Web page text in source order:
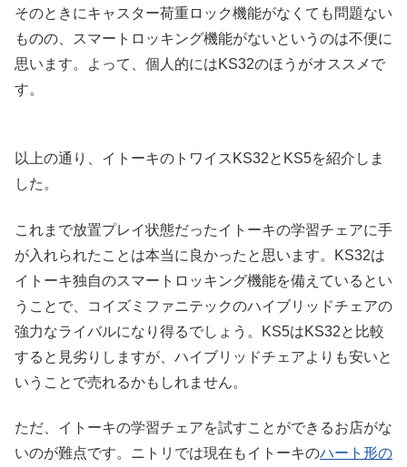
そのときにキャスター荷重ロック機能がなくても問題ない
ものの、スマートロッキング機能がないというのは不便に
思います。よって、個人的にはKS32のほうがオススメで
す。
以上の通り、イトーキのトワイスKS32とKS5を紹介しま
した。
これまで放置プレイ状態だったイトーキの学習チェアに手
が入れられたことは本当に良かったと思います。KS32は
イトーキ独自のスマートロッキング機能を備えているとい
うことで、コイズミファニテックのハイブリッドチェアの
強力なライバルになり得るでしょう。KS5はKS32と比較
すると見劣りしますが、ハイブリッドチェアよりも安いと
いうことで売れるかもしれません。
ただ、イトーキの学習チェアを試すことができるお店がな
いのが難点です。ニトリでは現在もイトーキのハート形の